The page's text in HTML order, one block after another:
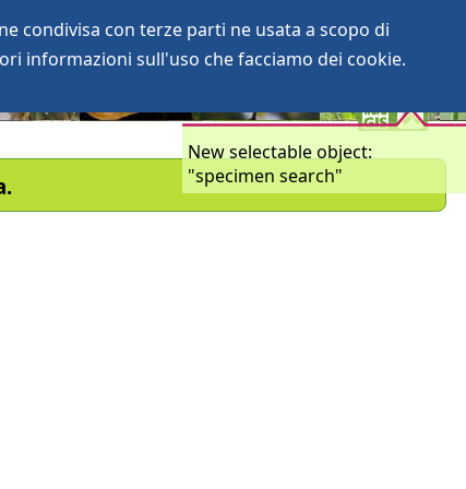
condivisa con terze parti ne usata a scopo di
informazioni sull'uso che facciamo dei cookie.
login
anArchive
New selectable object:
"specimen search"